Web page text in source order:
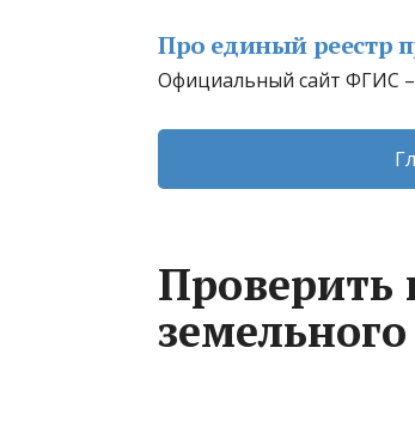
Про единый реестр
Официальный сайт ФГИС
Проверить